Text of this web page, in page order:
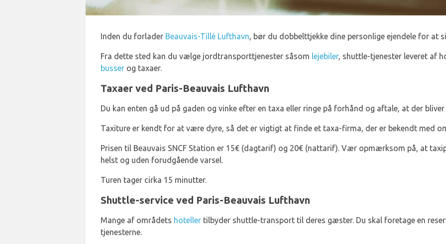
Inden du forlader Beauvais-Tillé Lufthavn, bør du dobbelttjekke dine personlige ejendele for at
Fra dette sted kan du vælge jordtransporttjenester såsom lejebiler, shuttle-tjenester leveret af
busser og taxaer.
Taxaer ved Paris-Beauvais Lufthavn
Du kan enten gå ud på gaden og vinke efter en taxa eller ringe på forhånd og aftale, at der
Taxiture er kendt for at være dyre, så det er vigtigt at finde et taxa-firma, der er bekendt med
Prisen til Beauvais SNCF Station er 15€ (dagtarif) og 20€ (nattarif). Vær opmærksom på, at
helst og uden forudgående varsel.
Turen tager cirka 15 minutter.
Shuttle-service ved Paris-Beauvais Lufthavn
Mange af områdets hoteller tilbyder shuttle-transport til deres gæster. Du skal foretage en
tjenesterne.